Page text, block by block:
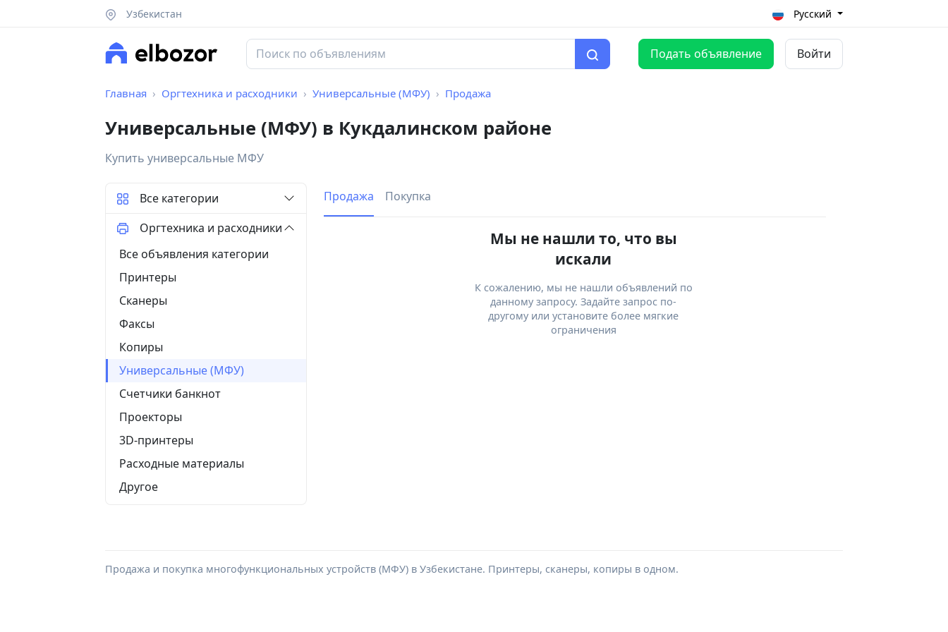
Узбекистан Русский
Подать объявление Войти
Главная Оргтехника и расходники Универсальные (МФУ) Продажа
Универсальные (МФУ) в Кукдалинском районе
Купить универсальные МФУ
Продажа Покупка
Мы не нашли то, что вы
искали
К сожалению, мы не нашли объявлений по
данному запросу. Задайте запрос по-
другому или установите более мягкие
ограничения
Все категории
Оргтехника и расходники
Все объявления категории
Принтеры
Сканеры
Факсы
Копиры
Универсальные (МФУ)
Счетчики банкнот
Проекторы
3D-принтеры
Расходные материалы
Другое
Продажа и покупка многофункциональных устройств (МФУ) в Узбекистане. Принтеры, сканеры, копиры в одном.